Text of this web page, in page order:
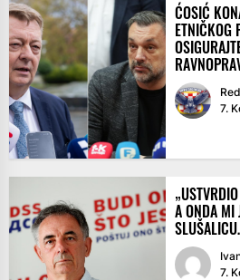
ĆOSIĆ
ETNIČKOG
7.
A ONDA MI
7.